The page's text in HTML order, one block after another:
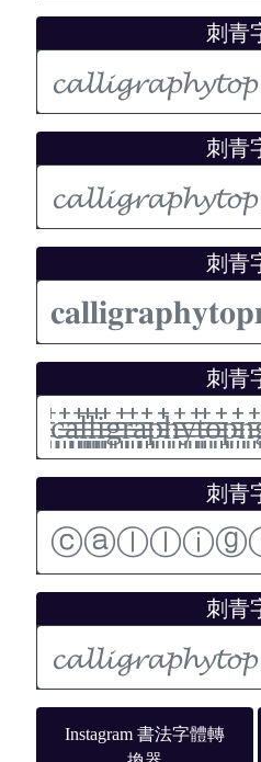
刺青
刺青
刺青
刺青
刺青
刺青
Instagram 書法字體轉